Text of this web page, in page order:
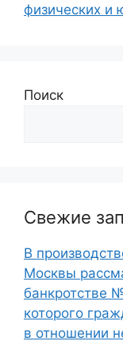
физических и
Поиск
Свежие
В
Москвы
банкротстве
которого
в отношении